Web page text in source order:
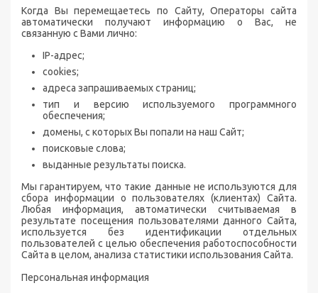
Когда Вы перемещаетесь по Сайту, Операторы сайта
автоматически получают информацию о Вас, не
связанную с Вами лично:
IP-адрес;
cookies;
адреса запрашиваемых страниц;
тип и версию используемого программного
обеспечения;
домены, с которых Вы попали на наш Сайт;
поисковые слова;
выданные результаты поиска.
Мы гарантируем, что такие данные не используются для
сбора информации о пользователях (клиентах) Сайта.
Любая информация, автоматически считываемая в
результате посещения пользователями данного Сайта,
используется без идентификации отдельных
пользователей с целью обеспечения работоспособности
Сайта в целом, анализа статистики использования Сайта.
Персональная информация